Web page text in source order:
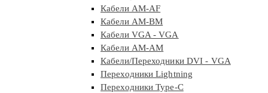
Кабели AM-AF
Кабели AM-BM
Кабели VGA - VGA
Кабели АМ-АМ
Кабели/Переходники DVI - VGA
Переходники Lightning
Переходники Type-C